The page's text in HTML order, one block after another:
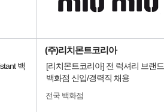
백
(주)리치몬트코리아
[리치몬트코리아] 전 럭셔리 브랜드
백화점 신입/경력직 채용
전국 백화점